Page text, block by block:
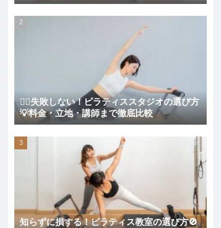
🧘‍♀️失敗しない！ピラティススタジオの選び方
💡料金・立地・講師まで徹底比較
知らずに損する！ピラティス教室の選び方🚫